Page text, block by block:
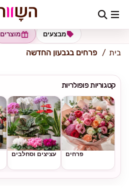
כתובת למשלוח הזינו כתובת
מוצרים מבצעים
בית פרחים בגבעון החדשה
קטגוריות פופולריות
פרחים עציצים וסחלבים